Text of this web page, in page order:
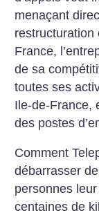
menaçant
restructuration
France,
de sa
toutes ses
Ile-de-France,
des postes
Comment
débarrasser
personnes
centaines de